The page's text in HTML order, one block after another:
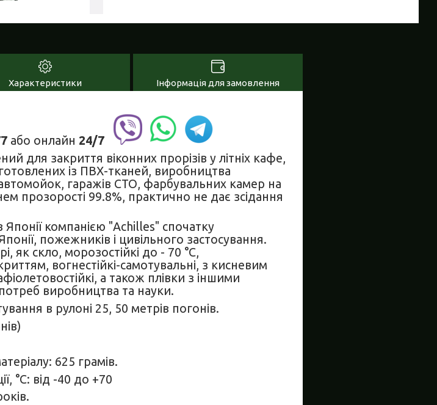
Характеристики Інформація для замовлення
або онлайн 24/7
для закриття віконних прорізів у літніх кафе,
із ПВХ-тканей, виробництва
гаражів СТО, фарбувальних камер на
прозорості 99.8%, практично не дає зсідання
компанією "Achilles" спочатку
пожежників і цивільного застосування.
як скло, морозостійкі до - 70 °C,
вогнестійкі-самотувальні, з кисневим
а також плівки з іншими
виробництва та науки.
в рулоні 25, 50 метрів погонів.
625 грамів.
°C: від -40 до +70